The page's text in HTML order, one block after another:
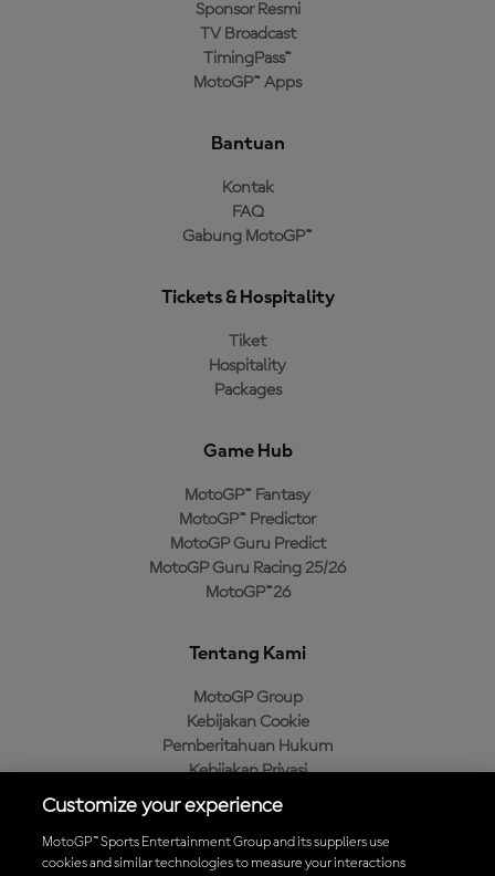
Sponsor Resmi
TV Broadcast
TimingPass™
MotoGP™ Apps
Bantuan
Kontak
FAQ
Gabung MotoGP™
Tickets & Hospitality
Tiket
Hospitality
Packages
Game Hub
MotoGP™ Fantasy
MotoGP™ Predictor
MotoGP Guru Predict
MotoGP Guru Racing 25/26
MotoGP™26
Tentang Kami
MotoGP Group
Kebijakan Cookie
Pemberitahuan Hukum
Kebijakan Privasi
Kebijakan Pembelian
Customize your experience
MotoGP™ Sports Entertainment Group and its suppliers use
cookies and similar technologies to measure your interactions